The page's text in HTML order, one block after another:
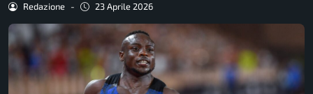
Redazione - 23 Aprile 2026